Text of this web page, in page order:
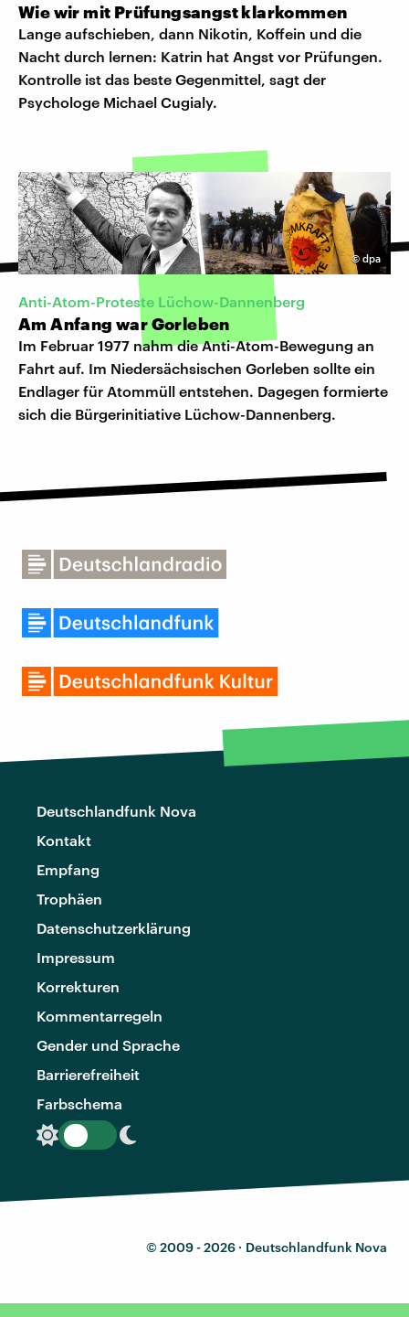
Wie wir mit Prüfungsangst klarkommen
Lange aufschieben, dann Nikotin, Koffein und die
Nacht durch lernen: Katrin hat Angst vor Prüfungen.
Kontrolle ist das beste Gegenmittel, sagt der
Psychologe Michael Cugialy.
© dpa
Anti-Atom-Proteste Lüchow-Dannenberg
Am Anfang war Gorleben
Im Februar 1977 nahm die Anti-Atom-Bewegung an
Fahrt auf. Im Niedersächsischen Gorleben sollte ein
Endlager für Atommüll entstehen. Dagegen formierte
sich die Bürgerinitiative Lüchow-Dannenberg.
Deutschlandfunk Nova
Kontakt
Empfang
Trophäen
Datenschutzerklärung
Impressum
Korrekturen
Kommentarregeln
Gender und Sprache
Barrierefreiheit
Farbschema
© 2009 - 2026 · Deutschlandfunk Nova